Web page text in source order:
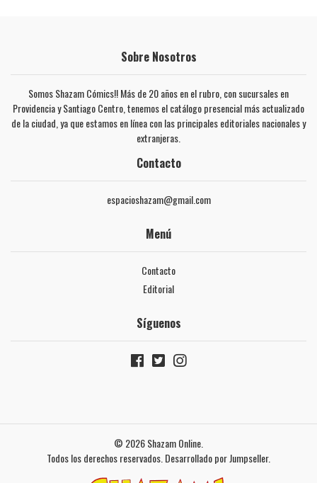
Sobre Nosotros
Somos Shazam Cómics!! Más de 20 años en el rubro, con sucursales en
Providencia y Santiago Centro, tenemos el catálogo presencial más actualizado
de la ciudad, ya que estamos en línea con las principales editoriales nacionales y
extranjeras.
Contacto
espacioshazam@gmail.com
Menú
Contacto
Editorial
Síguenos
© 2026 Shazam Online.
Todos los derechos reservados. Desarrollado por Jumpseller.